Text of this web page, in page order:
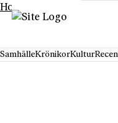
Hoppa till innehåll
SamhälleKrönikorKultur